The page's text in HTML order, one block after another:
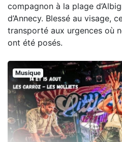
compagnon à la plage
d’Annecy. Blessé au visage,
transporté aux urgences où
ont été posés.
Musique